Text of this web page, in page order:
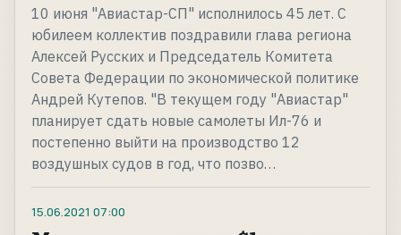
10 июня "Авиастар-СП" исполнилось 45 лет. С
юбилеем коллектив поздравили глава региона
Алексей Русских и Председатель Комитета
Совета Федерации по экономической политике
Андрей Кутепов. "В текущем году "Авиастар"
планирует сдать новые самолеты Ил-76 и
постепенно выйти на производство 12
воздушных судов в год, что позво…
15.06.2021 07:00